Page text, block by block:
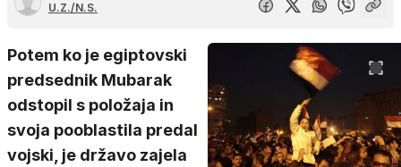
U.Z./N.S.
Potem ko je egiptovski
predsednik Mubarak
odstopil s položaja in
svoja pooblastila predal
vojski, je državo zajela